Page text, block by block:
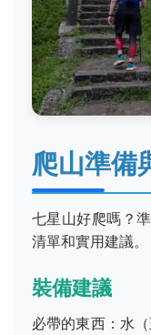
爬山準備
七星山好爬嗎？
清單和實用建議。
裝備建議
必帶的東西：水